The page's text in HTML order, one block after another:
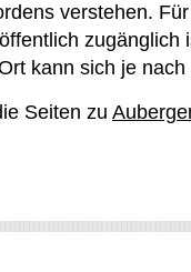
verstehen.
kann sich je
Seiten zu